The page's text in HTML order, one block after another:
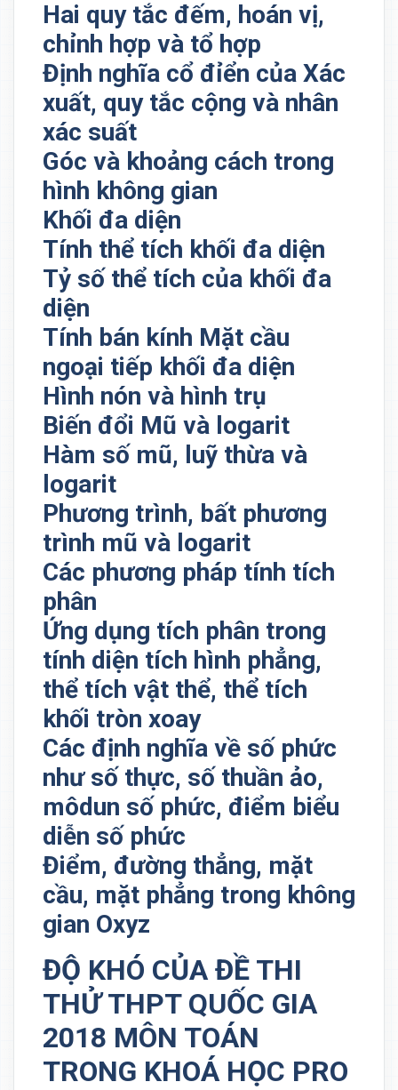
Hai quy tắc đếm, hoán vị,
chỉnh hợp và tổ hợp
Định nghĩa cổ đỉển của Xác
xuất, quy tắc cộng và nhân
xác suất
Góc và khoảng cách trong
hình không gian
Khối đa diện
Tính thể tích khối đa diện
Tỷ số thể tích của khối đa
diện
Tính bán kính Mặt cầu
ngoại tiếp khối đa diện
Hình nón và hình trụ
Biến đổi Mũ và logarit
Hàm số mũ, luỹ thừa và
logarit
Phương trình, bất phương
trình mũ và logarit
Các phương pháp tính tích
phân
Ứng dụng tích phân trong
tính diện tích hình phẳng,
thể tích vật thể, thể tích
khối tròn xoay
Các định nghĩa về số phức
như số thực, số thuần ảo,
môdun số phức, điểm biểu
diễn số phức
Điểm, đường thẳng, mặt
cầu, mặt phẳng trong không
gian Oxyz
ĐỘ KHÓ CỦA ĐỀ THI
THỬ THPT QUỐC GIA
2018 MÔN TOÁN
TRONG KHOÁ HỌC PRO